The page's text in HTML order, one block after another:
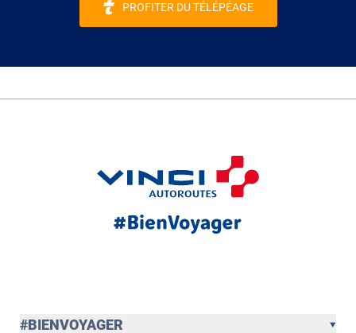
PROFITER DU TÉLÉPÉAGE
#BIENVOYAGER